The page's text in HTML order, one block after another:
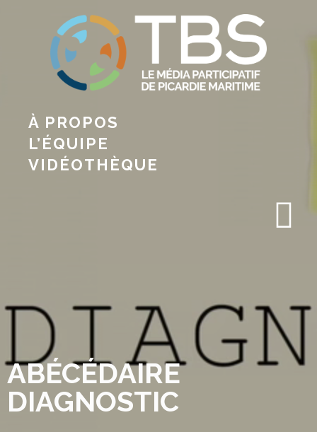
À PROPOS
L’ÉQUIPE
VIDÉOTHÈQUE
ABÉCÉDAIRE
DIAGNOSTIC